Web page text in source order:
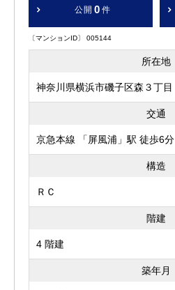
公開 0 件
〔マンションID〕 005144
所在地
神奈川県横浜市磯子区森３丁目
交通
京急本線 「屏風浦」駅 徒歩6分
構造
ＲＣ
階建
4 階建
築年月